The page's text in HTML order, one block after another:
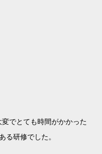
でとても時間がかかった
る研修でした。